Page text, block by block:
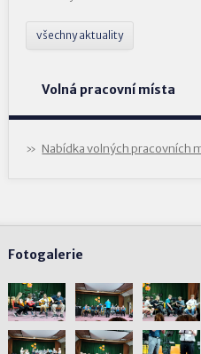
všechny aktuality
Volná pracovní místa
Nabídka volných pracovních
Fotogalerie